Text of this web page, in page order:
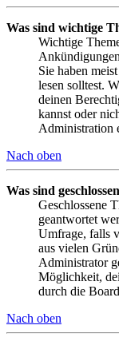
Was sind wichtige
Wichtige
Sie haben
lesen solltest.
deinen
kannst oder
Administration
Nach oben
Was sind
Geschlossene
geantwortet
Umfrage, falls
aus vielen
Administrator
Möglichkeit,
durch die
Nach oben